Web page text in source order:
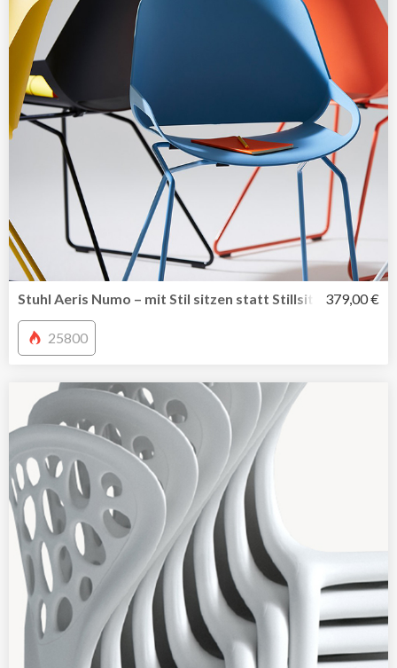
Stuhl Aeris Numo – mit Stil sitzen statt Stillsitzen.379,00 €
25800